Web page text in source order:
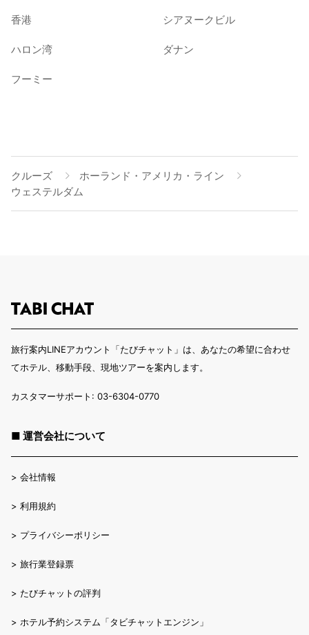
香港 シアヌークビル
ハロン湾 ダナン
フーミー
クルーズ
ホーランド・アメリカ・ライン
ウェステルダム
旅行案内LINEアカウント「たびチャット」は、あなたの希望に合わせ
てホテル、移動手段、現地ツアーを案内します。
カスタマーサポート: 03-6304-0770
■ 運営会社について
> 会社情報
> 利用規約
> プライバシーポリシー
> 旅行業登録票
> たびチャットの評判
> ホテル予約システム「タビチャットエンジン」